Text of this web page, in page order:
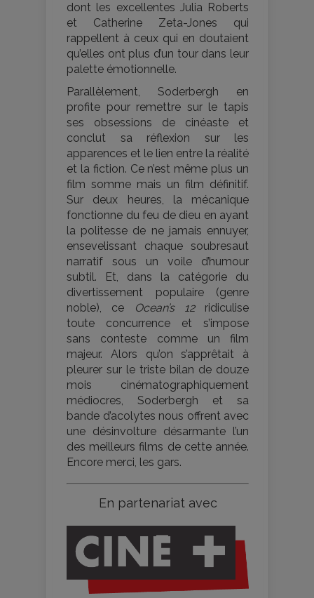
dont les excellentes Julia Roberts
et Catherine Zeta-Jones qui
rappellent à ceux qui en doutaient
qu’elles ont plus d’un tour dans leur
palette émotionnelle.
Parallèlement, Soderbergh en
profite pour remettre sur le tapis
ses obsessions de cinéaste et
conclut sa réflexion sur les
apparences et le lien entre la réalité
et la fiction. Ce n’est même plus un
film somme mais un film définitif.
Sur deux heures, la mécanique
fonctionne du feu de dieu en ayant
la politesse de ne jamais ennuyer,
ensevelissant chaque soubresaut
narratif sous un voile d’humour
subtil. Et, dans la catégorie du
divertissement populaire (genre
noble), ce
Ocean’s 12ridiculise
toute concurrence et s’impose
sans conteste comme un film
majeur. Alors qu’on s’apprêtait à
pleurer sur le triste bilan de douze
mois cinématographiquement
médiocres, Soderbergh et sa
bande d’acolytes nous offrent avec
une désinvolture désarmante l’un
des meilleurs films de cette année.
Encore merci, les gars.
En partenariat avec